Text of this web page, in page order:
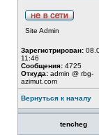
Site Admin
Зарегистрирован:
11:46
Сообщения: 4725
Откуда: admin @ rbg-
azimut.com
Вернуться к началу
tencheg